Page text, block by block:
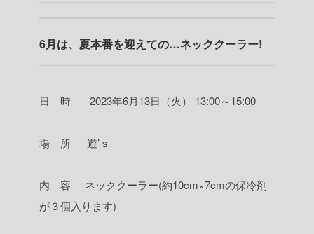
6月は、夏本番を迎えての…ネッククーラー!
日 時 2023年6月13日（火） 13:00～15:00
場 所 遊’ｓ
内 容 ネッククーラー(約10cm×7cmの保冷剤
が３個入ります)